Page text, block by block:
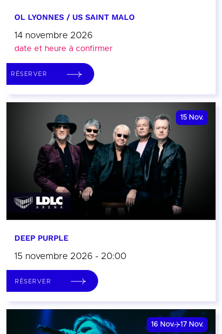
OL LYONNES / US SAINT MALO
14 novembre 2026
date et heure à confirmer
RÉSERVER
15 Nov.
DEEP PURPLE
15 novembre 2026 - 20:00
RÉSERVER
16 Nov. 17 Nov.